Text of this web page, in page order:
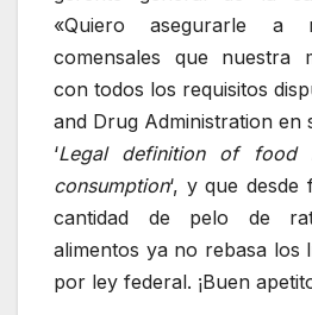
«Quiero asegurarle a
comensales que nuestra
con todos los requisitos
and Drug Administration en
‘Legal definition of food
consumption‘, y que
cantidad de pelo de
alimentos ya no rebasa los
por ley federal. ¡Buen